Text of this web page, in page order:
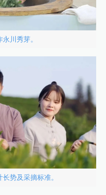
川秀芽。
势及采摘标准。